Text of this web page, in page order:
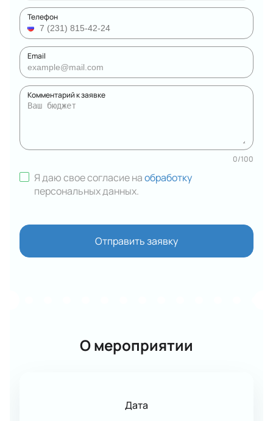
Телефон
Email
Комментарий к заявке
0/100
Я даю свое согласие наобработку
персональных данных.
Отправить заявку
О мероприятии
Дата